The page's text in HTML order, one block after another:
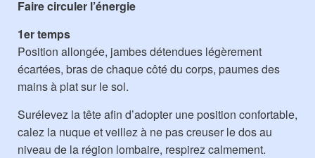
Faire circuler l’énergie
1er temps
Position allongée, jambes détendues légèrement
écartées, bras de chaque côté du corps, paumes des
mains à plat sur le sol.
Surélevez la tête afin d’adopter une position confortable,
calez la nuque et veillez à ne pas creuser le dos au
niveau de la région lombaire, respirez calmement.